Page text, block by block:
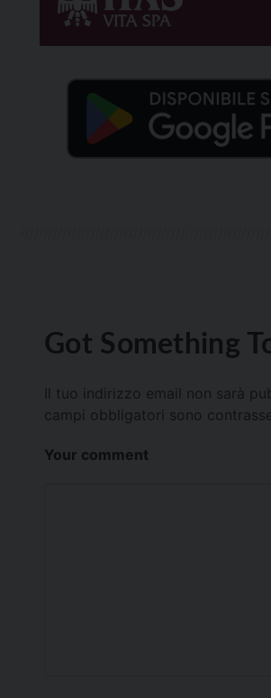
Got Something
Il tuo indirizzo email non sarà
campi obbligatori sono
Your comment